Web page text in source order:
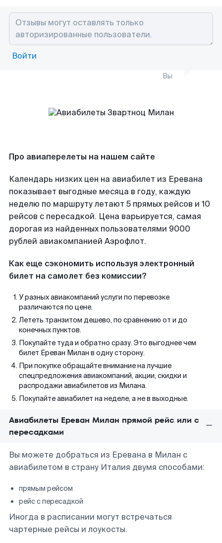
Войти
Вы
Про авиаперелеты на нашем сайте
Календарь низких цен на авиабилет из Еревана
показывает выгодные месяца в году, каждую
неделю по маршруту летают 5 прямых рейсов и 10
рейсов с пересадкой. Цена варьируется, самая
дорогая из найденных пользователями 9000
рублей авиакомпанией Аэрофлот.
Как еще сэкономить используя электронный
билет на самолет без комиссии?
У разных авиакомпаний услуги по перевозке
различаются по цене.
Лететь транзитом дешево, по сравнению от и до
конечных пунктов.
Покупайте туда и обратно сразу. Это выгоднее чем
билет Ереван Милан в одну сторону.
При покупке обращайте внимание на лучшие
спецпредложения авиакомпаний, акции, скидки и
распродажи авиабилетов из Милана.
Покупайте авиабилет на неделе, а не в выходные.
Авиабилеты Ереван Милан прямой рейс или с
пересадками
Вы можете добраться из Еревана в Милан с
авиабилетом в страну Италия двумя способами:
прямым рейсом
рейс с пересадкой
Иногда в расписании могут встречаться
чартерные рейсы и лоукосты.